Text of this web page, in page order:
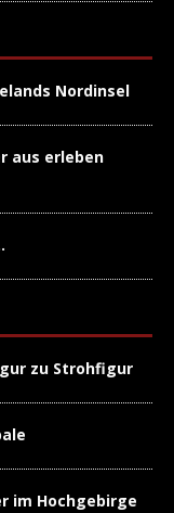
Nordinsel
aus erleben
zu Strohfigur
im Hochgebirge